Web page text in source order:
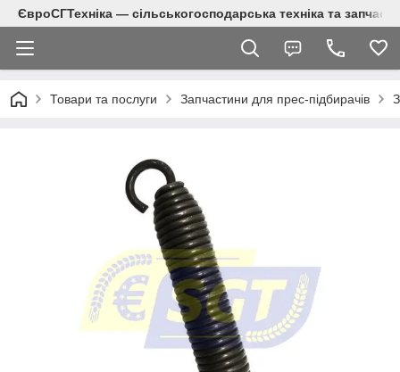
ЄвроСГТехніка — сільськогосподарська техніка та
Товари та послуги Запчастини для прес-підбирачів